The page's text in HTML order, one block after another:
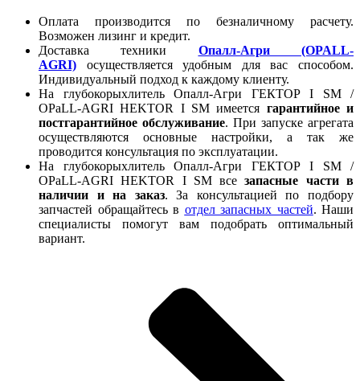
Оплата производится по безналичному расчету.
Возможен лизинг и кредит.
Доставка техники Опалл-Агри (OPALL-
AGRI) осуществляется удобным для вас способом.
Индивидуальный подход к каждому клиенту.
На глубокорыхлитель Опалл-Агри ГЕКТОР I SM /
OPaLL-AGRI HEKTOR I SM имеется гарантийное и
постгарантийное обслуживание. При запуске агрегата
осуществляются основные настройки, а так же
проводится консультация по эксплуатации.
На глубокорыхлитель Опалл-Агри ГЕКТОР I SM /
OPaLL-AGRI HEKTOR I SM всезапасные части в
наличии и на заказ. За консультацией по подбору
запчастей обращайтесь в отдел запасных частей. Наши
специалисты помогут вам подобрать оптимальный
вариант.